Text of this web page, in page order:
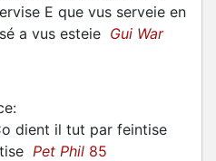
E que vus serveie en
a vus esteie Gui War
:
dient il tut par feintise
Pet Phil 85